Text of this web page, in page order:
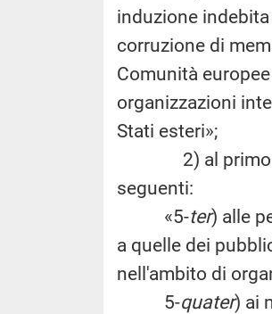
induzione
corruzione di
Comunità
organizzazioni
Stati esteri»;
2) al primo
seguenti:
«5-ter) alle
a quelle dei
nell'ambito di
5-quater) ai